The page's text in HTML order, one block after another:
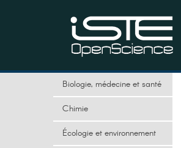
Biologie, médecine et santé
Chimie
Écologie et environnement